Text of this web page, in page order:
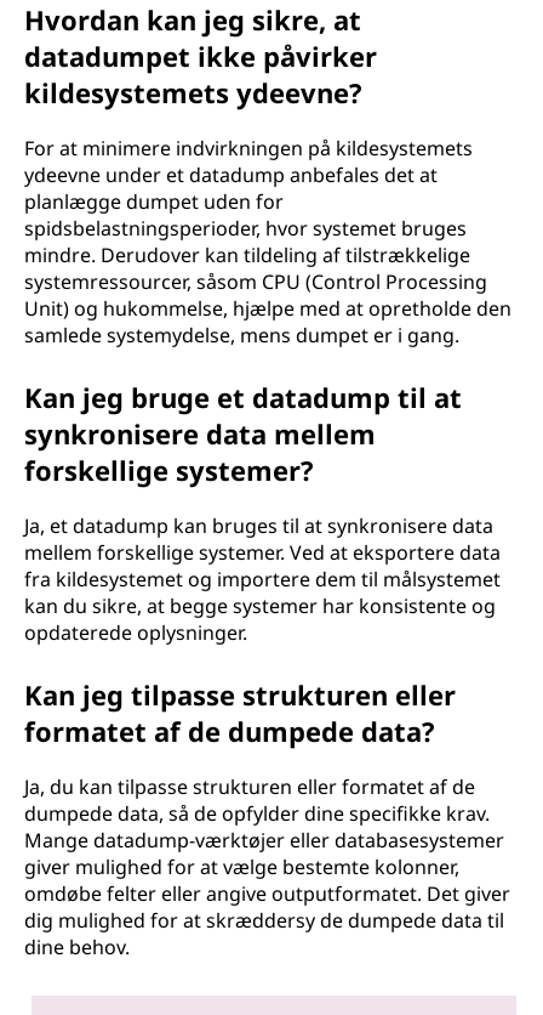
Hvordan kan jeg sikre, at
datadumpet ikke påvirker
kildesystemets ydeevne?
For at minimere indvirkningen på kildesystemets
ydeevne under et datadump anbefales det at
planlægge dumpet uden for
spidsbelastningsperioder, hvor systemet bruges
mindre. Derudover kan tildeling af tilstrækkelige
systemressourcer, såsom CPU (Control Processing
Unit) og hukommelse, hjælpe med at opretholde den
samlede systemydelse, mens dumpet er i gang.
Kan jeg bruge et datadump til at
synkronisere data mellem
forskellige systemer?
Ja, et datadump kan bruges til at synkronisere data
mellem forskellige systemer. Ved at eksportere data
fra kildesystemet og importere dem til målsystemet
kan du sikre, at begge systemer har konsistente og
opdaterede oplysninger.
Kan jeg tilpasse strukturen eller
formatet af de dumpede data?
Ja, du kan tilpasse strukturen eller formatet af de
dumpede data, så de opfylder dine specifikke krav.
Mange datadump-værktøjer eller databasesystemer
giver mulighed for at vælge bestemte kolonner,
omdøbe felter eller angive outputformatet. Det giver
dig mulighed for at skræddersy de dumpede data til
dine behov.